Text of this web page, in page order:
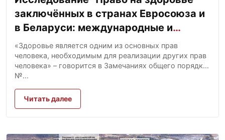
заключённых в странах Евросоюза и
в Беларуси: международные и
национальные стандарты и
практика”
«Здоровье является одним из основных прав
человека, необходимым для реализации других прав
человека» – говорится в Замечаниях общего порядка
№...
Читать далее